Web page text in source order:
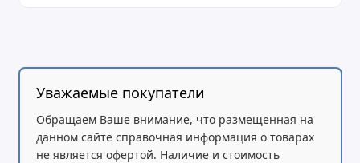
Уважаемые покупатели
Обращаем Ваше внимание, что размещенная на
данном сайте справочная информация о товарах
не является офертой. Наличие и стоимость